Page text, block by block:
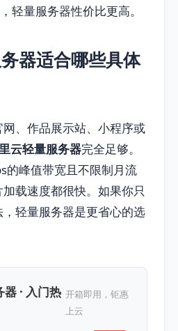
轻量服务器性价比更高。
器适合哪些具体
、作品展示站、小程序或
云轻量服务器完全足够。
的峰值带宽且不限制月流
载速度都很快。如果你只
轻量服务器是更省心的选
· 入门热 开箱即用，钜惠
上云